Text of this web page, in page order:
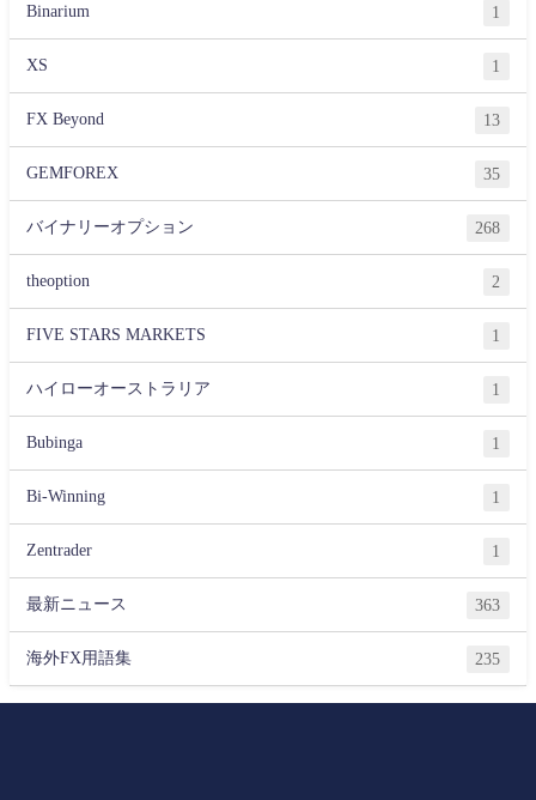
Binarium 1
XS 1
FX Beyond 13
GEMFOREX 35
バイナリーオプション 268
theoption 2
FIVE STARS MARKETS 1
ハイローオーストラリア 1
Bubinga 1
Bi-Winning 1
Zentrader 1
最新ニュース 363
海外FX用語集 235